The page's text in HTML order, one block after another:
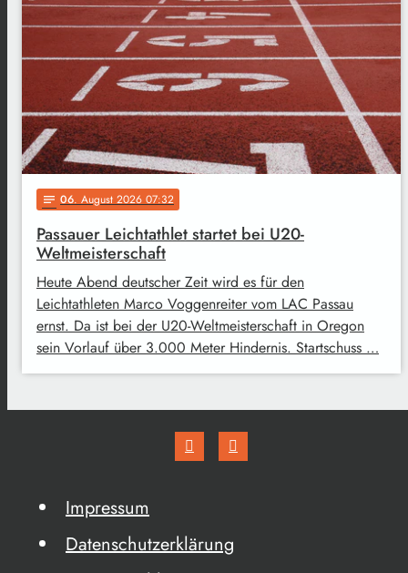
notes 06. August 2026 07:32
Passauer Leichtathlet startet bei U20-
Weltmeisterschaft
Heute Abend deutscher Zeit wird es für den
Leichtathleten Marco Voggenreiter vom LAC Passau
ernst. Da ist bei der U20-Weltmeisterschaft in Oregon
sein Vorlauf über 3.000 Meter Hindernis. Startschuss …
Impressum
Datenschutzerklärung